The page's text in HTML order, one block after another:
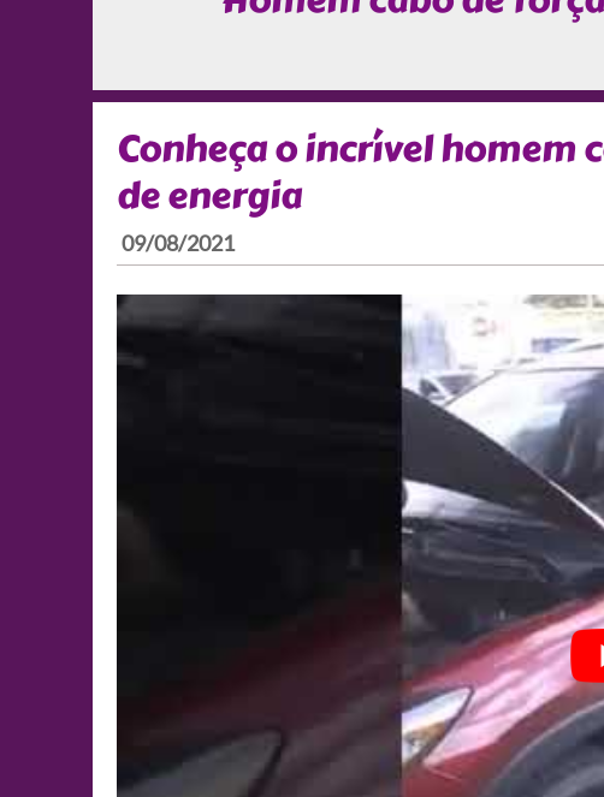
Conheça o incrível homem
de energia
09/08/2021